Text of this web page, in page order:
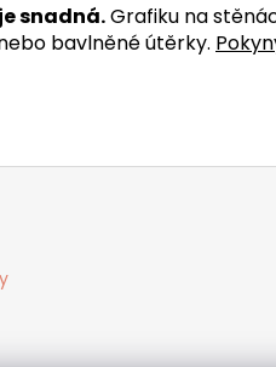
snadná.Grafiku na
bavlněné útěrky.